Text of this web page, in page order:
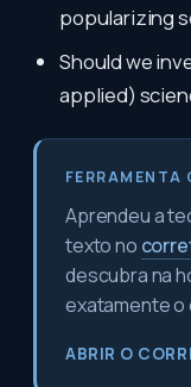
popularizing
Should we
applied)
FERRAMENTA
Aprendeu a
texto no
descubra na
exatamente o
ABRIR O